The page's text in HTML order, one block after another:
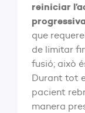
reiniciar
que
de limitar
fusió; això
Durant tot
pacient
manera